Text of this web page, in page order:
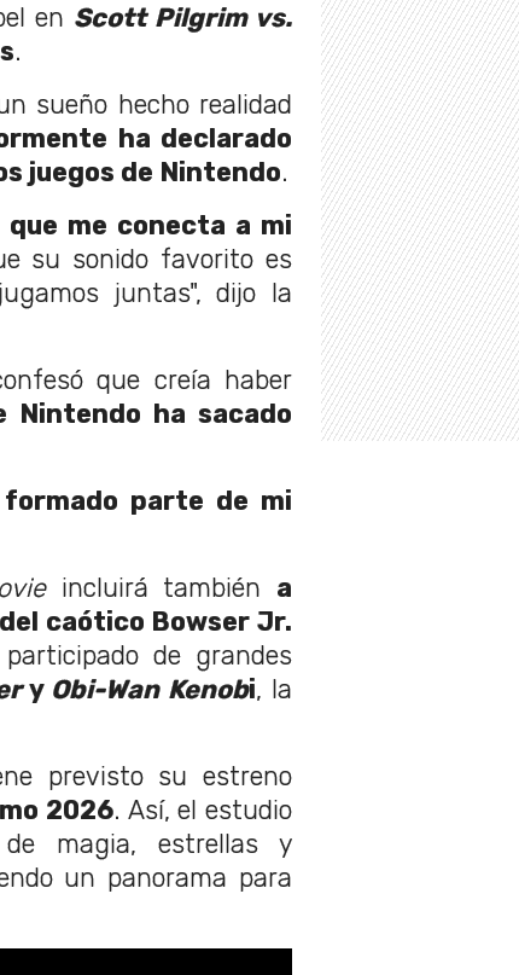
en Scott Pilgrim vs.
.
sueño hecho realidad
ha declarado
juegos de Nintendo.
que me conecta a mi
su sonido favorito es
juntas", dijo la
que creía haber
Nintendo ha sacado
parte de mi
incluirá también a
caótico Bowser Jr.
de grandes
y Obi-Wan Kenobi, la
previsto su estreno
2026. Así, el estudio
magia, estrellas y
un panorama para